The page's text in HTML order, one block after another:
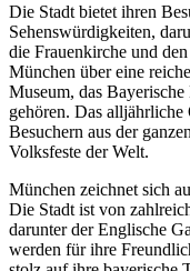
Die Stadt bietet ihren
Sehenswürdigkeiten,
die Frauenkirche und
München über eine
Museum, das
gehören. Das
Besuchern aus der
Volksfeste der Welt.
München zeichnet sich
Die Stadt ist von
darunter der Englische
werden für ihre